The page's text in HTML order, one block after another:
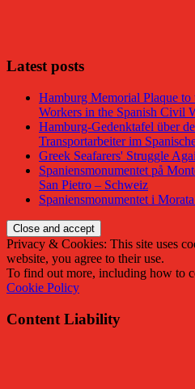
Latest posts
Hamburg Memorial Plaque to
Workers in the Spanish Civil
Hamburg-Gedenktafel über
Transportarbeiter im
Greek Seafarers' Struggle
Spaniensmonumentet på
San Pietro – Schweiz
Spaniensmonumentet i
Privacy & Cookies: This site uses
website, you agree to their use.
To find out more, including how to
Cookie Policy
Content Liability